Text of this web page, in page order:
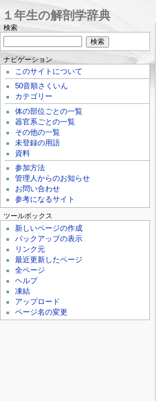
１年生の解剖学辞典
検索
ナビゲーション
このサイトについて
50音順さくいん
カテゴリー
体の部位ごとの一覧
器官系ごとの一覧
その他の一覧
未登録の用語
資料
参加方法
管理人からのお知らせ
お問い合わせ
参考になるサイト
ツールボックス
新しいページの作成
バックアップの表示
リンク元
最近更新したページ
全ページ
ヘルプ
凍結
アップロード
ページ名の変更